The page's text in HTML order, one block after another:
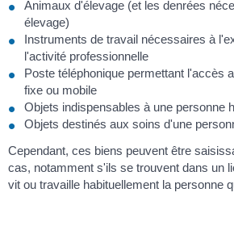
Animaux d'élevage (et les denrées
élevage)
Instruments de travail nécessaires à
l'activité professionnelle
Poste téléphonique permettant l'accès
fixe ou mobile
Objets indispensables à une personne
Objets destinés aux soins d'une
Cependant, ces biens peuvent être
cas, notamment s'ils se trouvent dans un
vit ou travaille habituellement la personne